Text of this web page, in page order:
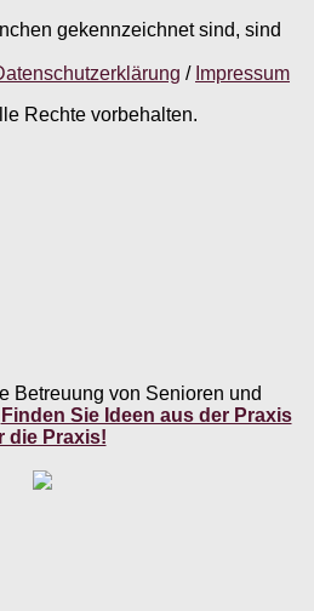
gekennzeichnet sind, sind
/ Impressum
Rechte vorbehalten.
Betreuung von Senioren und
Finden Sie Ideen aus der Praxis
die Praxis!